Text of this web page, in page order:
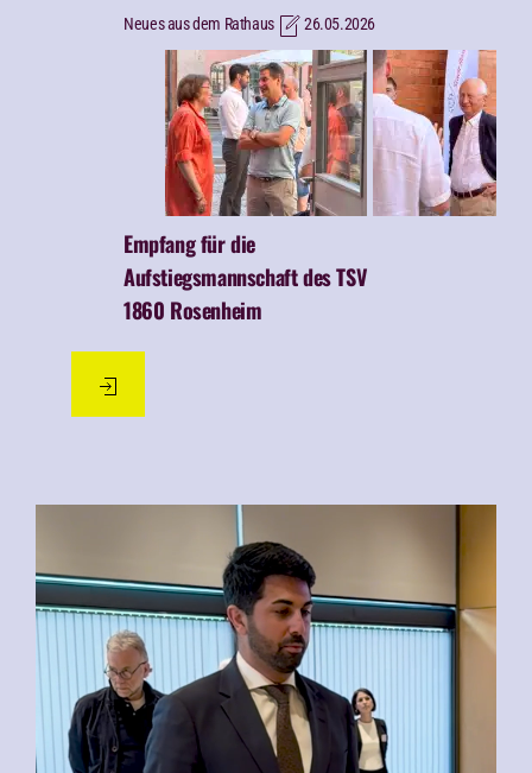
Neues aus dem Rathaus 26.05.2026
Empfang für die
Aufstiegsmannschaft des TSV
1860 Rosenheim